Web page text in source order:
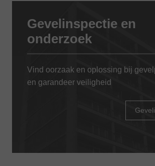
Gevelinspectie en
onderzoek
Vind oorzaak en oplossing bij
en garandeer veiligheid